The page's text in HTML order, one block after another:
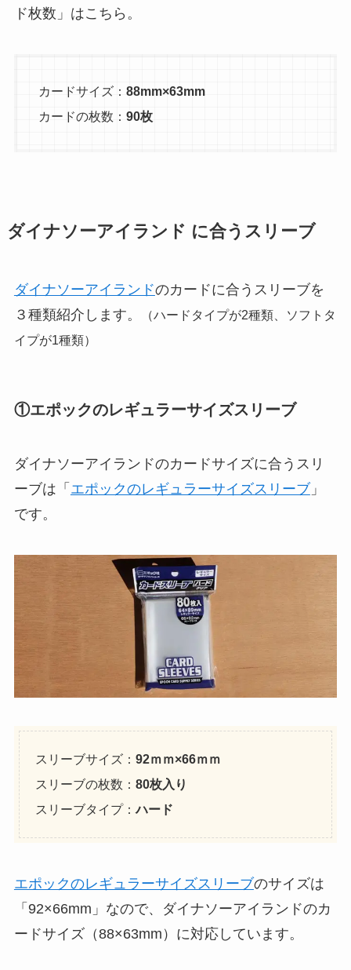
ド枚数」はこちら。
カードサイズ： 88mm×63mm
カードの枚数： 90枚
ダイナソーアイランド に合うスリーブ
ダイナソーアイランドのカードに合うスリーブを
３種類紹介します。
（ハードタイプが2種類、ソフトタ
イプが1種類）
①エポックのレギュラーサイズスリーブ
ダイナソーアイランドのカードサイズに合うスリ
ーブは「 エポックのレギュラーサイズスリーブ」
です。
スリーブサイズ： 92ｍｍ×66ｍｍ
スリーブの枚数： 80枚入り
スリーブタイプ：ハード
エポックのレギュラーサイズスリーブのサイズは
「92×66mm」なので、ダイナソーアイランドのカ
ードサイズ（88×63mm）に対応しています。